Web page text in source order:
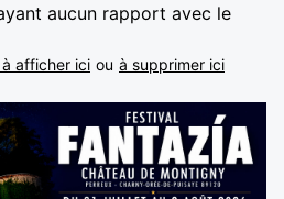
aucun rapport avec le
afficher ici ou à supprimer ici